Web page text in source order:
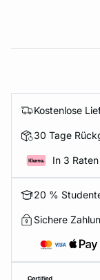
Kostenlose
30 Tage
In 3
20 %
Sichere